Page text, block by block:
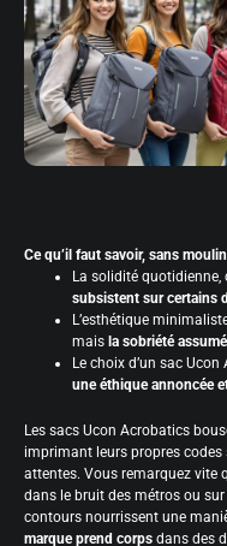
Ce qu’il faut savoir, sans
La solidité quotidienne,
subsistent sur certains
L’esthétique
mais la sobriété
Le choix d’un sac
une éthique annoncée
Les sacs Ucon Acrobatics
imprimant leurs propres
attentes. Vous remarquez vite
dans le bruit des métros ou
contours nourrissent une
marque prend corps dans des